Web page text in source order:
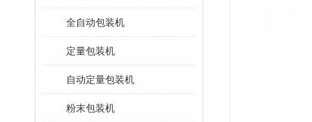
全自动包装机
定量包装机
自动定量包装机
粉末包装机